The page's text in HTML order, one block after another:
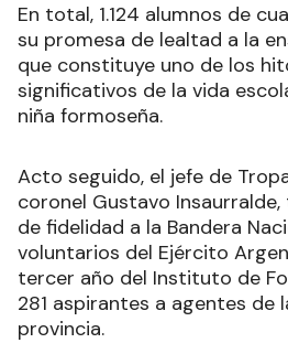
En total, 1.124 alumnos de
su promesa de lealtad a la
que constituye uno de los
significativos de la vida
niña formoseña.
Acto seguido, el jefe de
coronel Gustavo
de fidelidad a la Bandera
voluntarios del Ejército
tercer año del Instituto de
281 aspirantes a agentes de
provincia.